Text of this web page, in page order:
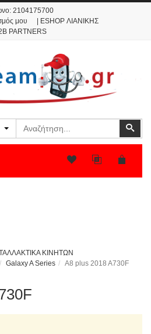
2104175700
μου
| ESHOP ΛΙΑΝΙΚΗΣ
PARTNERS
ΚΙΝΗΤΩΝ
Galaxy A Series A8 plus 2018 A730F